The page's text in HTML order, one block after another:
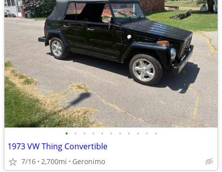
• • • • • • • • • • •
1973 VW Thing Convertible
7/16 2,700mi Geronimo